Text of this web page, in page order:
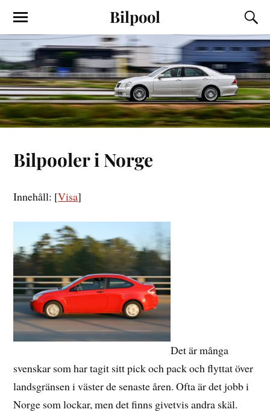
Bilpool
Bilpooler i Norge
Innehåll: [Visa]
Det är många
svenskar som har tagit sitt pick och pack och flyttat över
landsgränsen i väster de senaste åren. Ofta är det jobb i
Norge som lockar, men det finns givetvis andra skäl.